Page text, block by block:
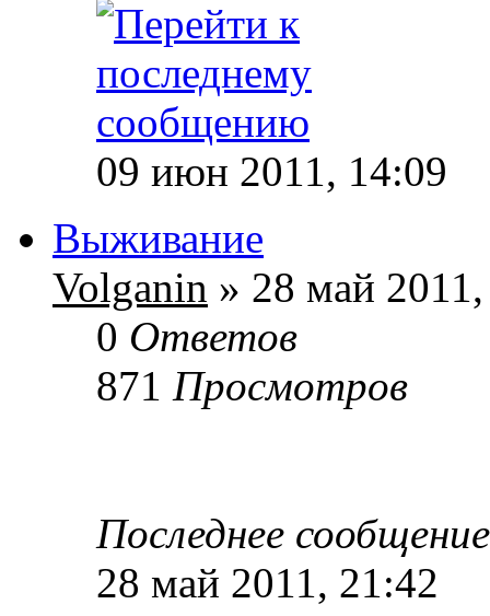
09 июн 2011, 14:09
Выживание
Volganin » 28 май
0 Ответов
871 Просмотров
Последнее
28 май 2011, 21:42